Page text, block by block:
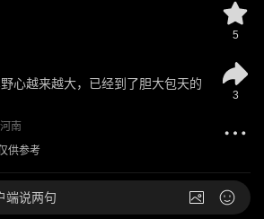
心越来越大，已经到了胆大包天的
河南
供参考
5
3
端说两句